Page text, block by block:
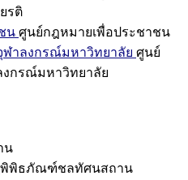
รติ
น ศูนย์กฎหมายเพื่อประชาชน
ฬาลงกรณ์มหาวิทยาลัย ศูนย์
งกรณ์มหาวิทยาลัย
น
พิพิธภัณฑ์ชลทัศนสถาน